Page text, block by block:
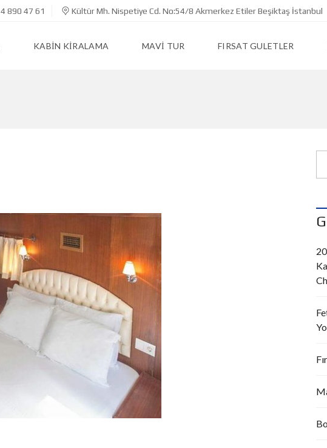
890 47 61 Kültür Mh. Nispetiye Cd. No:54/8 Akmerkez Etiler Beşiktaş İstanbul
KABIN KIRALAMA MAVI TUR FIRSAT GULETLER